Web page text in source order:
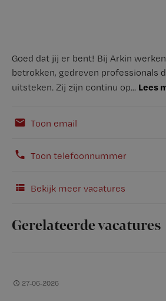
Goed dat jij er bent! Bij Arkin
betrokken, gedreven professionals
uitsteken. Zij zijn continu op... Lees
Toon email
Toon telefoonnummer
Bekijk meer vacatures
Gerelateerde vacatures
27-06-2026